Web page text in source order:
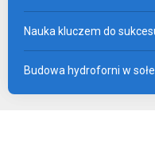
Nauka kluczem do
Budowa hydroforni w